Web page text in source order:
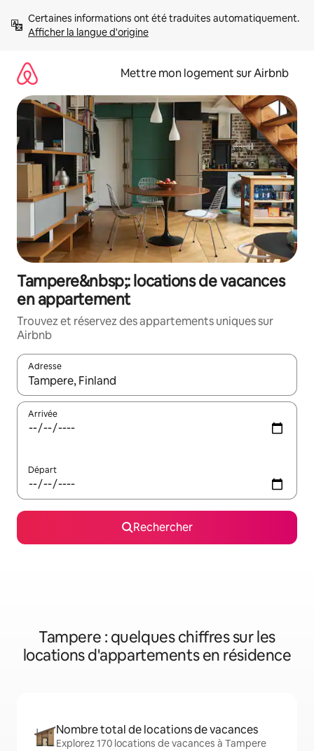
directement
Afficher la langue d'origine
Mettre mon logement sur Airbnb
Tampere&nbsp;: locations de vacances
en appartement
Trouvez et réservez des appartements uniques sur
Airbnb
Adresse
Lorsque les résultats s'affichent, utilisez les flèches vers le
Arrivée
Départ
Rechercher
Tampere : quelques chiffres sur les
locations d'appartements en résidence
Nombre total de locations de vacances
Explorez 170 locations de vacances à Tampere